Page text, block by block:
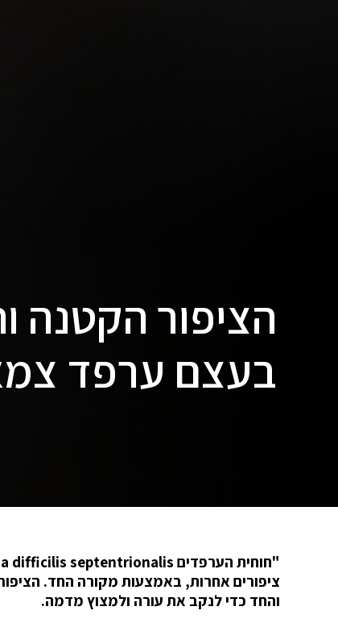
הציפור הקטנה
בעצם ערפד
ציפורים אחרות, באמצעות מקורה החד.
והחד כדי לנקב את עורה ולמצוץ מדמה.